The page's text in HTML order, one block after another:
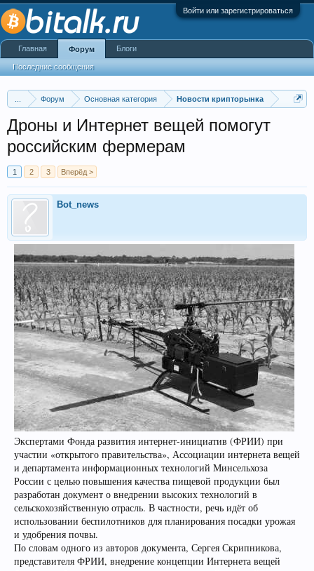
Войти или зарегистрироваться
Форум Основная категория Новости крипторынка
Дроны и Интернет вещей помогут
российским фермерам
1 2 3 Вперёд >
Bot_news
Экспертами Фонда развития интернет-инициатив (ФРИИ) при
участии «открытого правительства», Ассоциации интернета вещей
и департамента информационных технологий Минсельхоза
России с целью повышения качества пищевой продукции был
разработан документ о внедрении высоких технологий в
сельскохозяйственную отрасль. В частности, речь идёт об
использовании беспилотников для планирования посадки урожая
и удобрения почвы.
По словам одного из авторов документа, Сергея Скрипникова,
представителя ФРИИ, внедрение концепции Интернета вещей
Главная Форум
Последние сообщения
Блоги